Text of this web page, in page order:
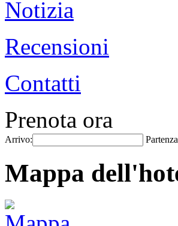
Notizia
Recensioni
Contatti
Prenota ora
Arrivo:
Mappa